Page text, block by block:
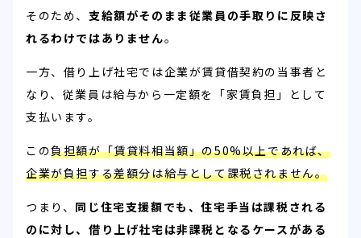
そのため、 支給額がそのまま従業員の手取りに反映さ
れるわけではありません。
一方、借り上げ社宅では企業が賃貸借契約の当事者と
なり、従業員は給与から一定額を「家賃負担」として
支払います。
この負担額が「賃貸料相当額」の50%以上であれば、
企業が負担する差額分は給与として課税されません。
つまり、 同じ住宅支援額でも、住宅手当は課税される
のに対し、借り上げ社宅は非課税となるケースがある